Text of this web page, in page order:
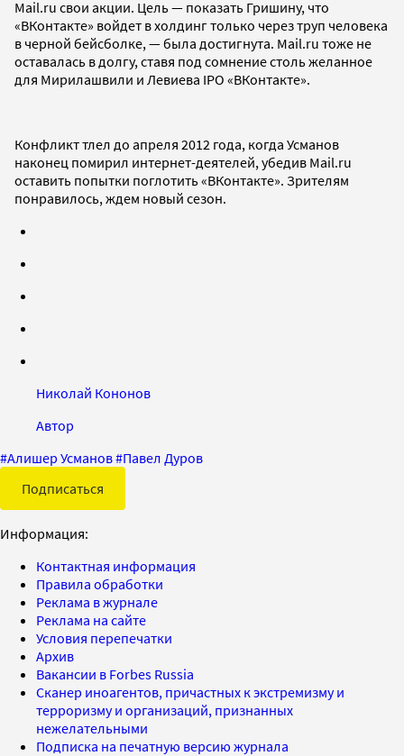
Mail.ru свои акции. Цель — показать Гришину, что
«ВКонтакте» войдет в холдинг только через труп человека
в черной бейсболке, — была достигнута. Mail.ru тоже не
оставалась в долгу, ставя под сомнение столь желанное
для Мирилашвили и Левиева IPO «ВКонтакте».
Конфликт тлел до апреля 2012 года, когда Усманов
наконец помирил интернет-деятелей, убедив Mail.ru
оставить попытки поглотить «ВКонтакте». Зрителям
понравилось, ждем новый сезон.
Николай Кононов
Автор
#Алишер Усманов#Павел Дуров
Подписаться
Информация:
Контактная информация
Правила обработки
Реклама в журнале
Реклама на сайте
Условия перепечатки
Архив
Вакансии в Forbes Russia
Сканер иноагентов, причастных к экстремизму и
терроризму и организаций, признанных
нежелательными
Подписка на печатную версию журнала